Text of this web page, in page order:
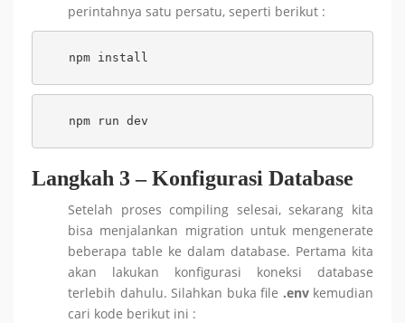
perintahnya satu persatu, seperti berikut :
npm install
npm run dev
Langkah 3 – Konfigurasi Database
Setelah proses compiling selesai, sekarang kita
bisa menjalankan migration untuk mengenerate
beberapa table ke dalam database. Pertama kita
akan lakukan konfigurasi koneksi database
terlebih dahulu. Silahkan buka file .envkemudian
cari kode berikut ini :